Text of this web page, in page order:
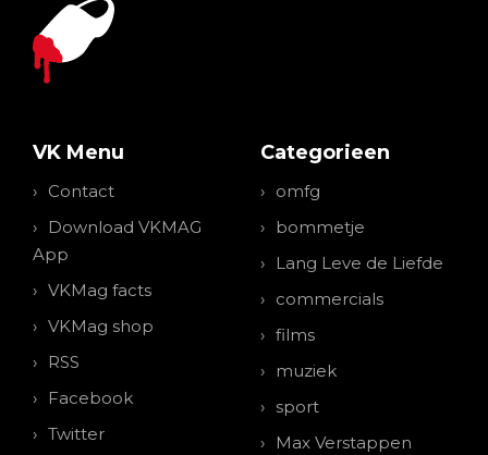
VK Menu
Contact
Download VKMAG
App
VKMag facts
VKMag shop
RSS
Facebook
Twitter
Categorieen
omfg
bommetje
Lang Leve de Liefde
commercials
films
muziek
sport
Max Verstappen